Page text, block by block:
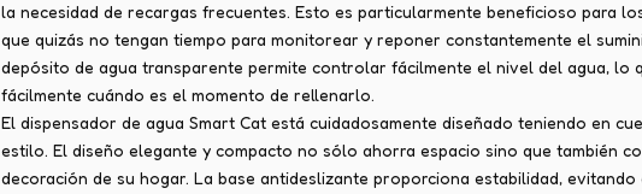
la necesidad de recargas frecuentes. Esto es particularmente beneficioso para
que quizás no tengan tiempo para monitorear y reponer constantemente el
depósito de agua transparente permite controlar fácilmente el nivel del agua, lo
fácilmente cuándo es el momento de rellenarlo.
El dispensador de agua Smart Cat está cuidadosamente diseñado teniendo en
estilo. El diseño elegante y compacto no sólo ahorra espacio sino que también
decoración de su hogar. La base antideslizante proporciona estabilidad,